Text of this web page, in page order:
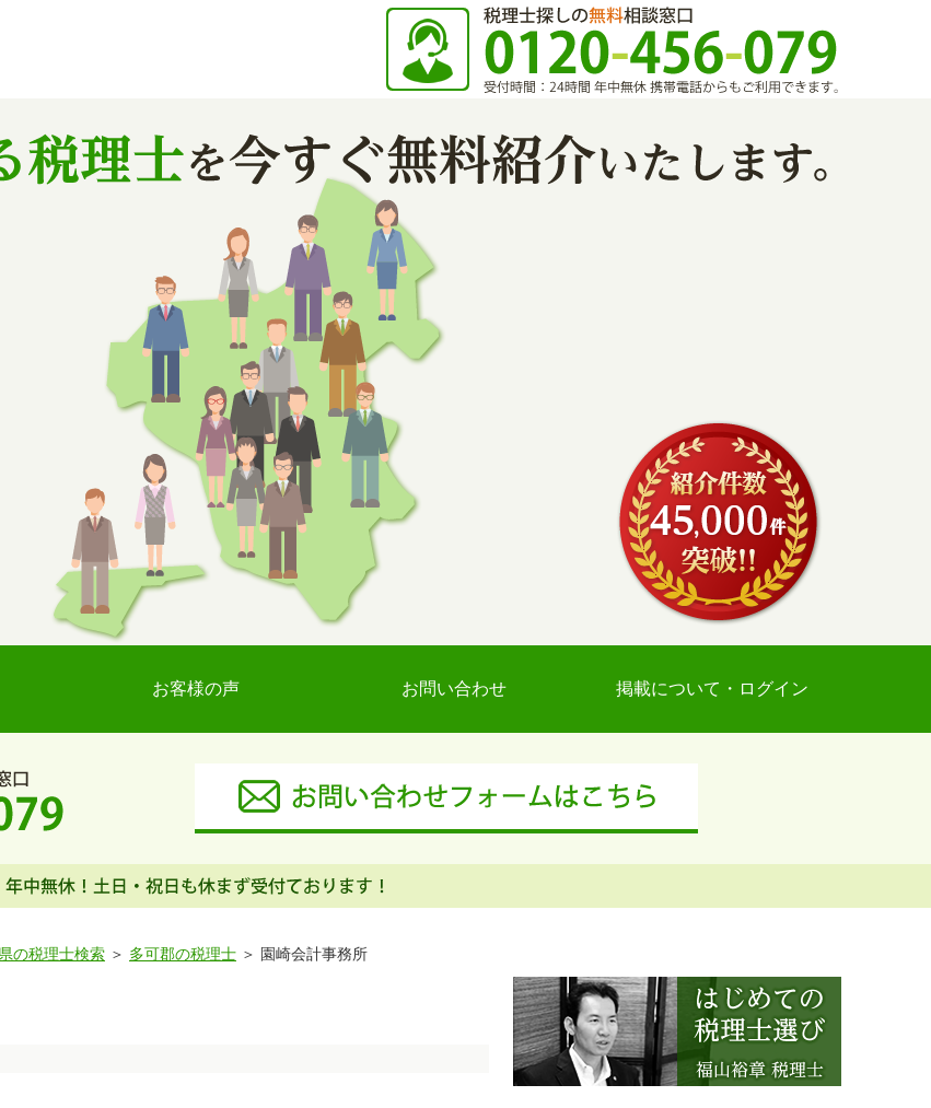
お客様の声 お問い合わせ 掲載について・ログイン
の税理士検索 多可郡の税理士 園崎会計事務所